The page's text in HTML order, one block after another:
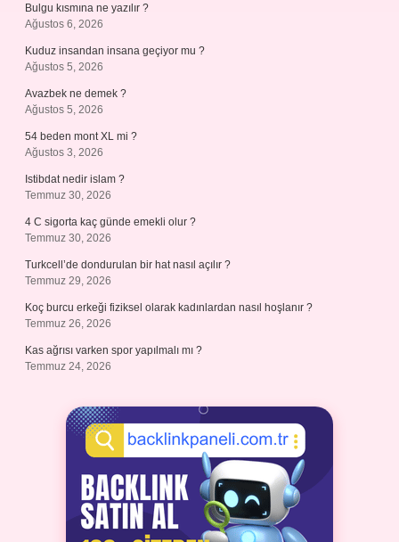
Bulgu kısmına ne yazılır ?
Ağustos 6, 2026
Kuduz insandan insana geçiyor mu ?
Ağustos 5, 2026
Avazbek ne demek ?
Ağustos 5, 2026
54 beden mont XL mi ?
Ağustos 3, 2026
Istibdat nedir islam ?
Temmuz 30, 2026
4 C sigorta kaç günde emekli olur ?
Temmuz 30, 2026
Turkcell’de dondurulan bir hat nasıl açılır ?
Temmuz 29, 2026
Koç burcu erkeği fiziksel olarak kadınlardan nasıl hoşlanır ?
Temmuz 26, 2026
Kas ağrısı varken spor yapılmalı mı ?
Temmuz 24, 2026